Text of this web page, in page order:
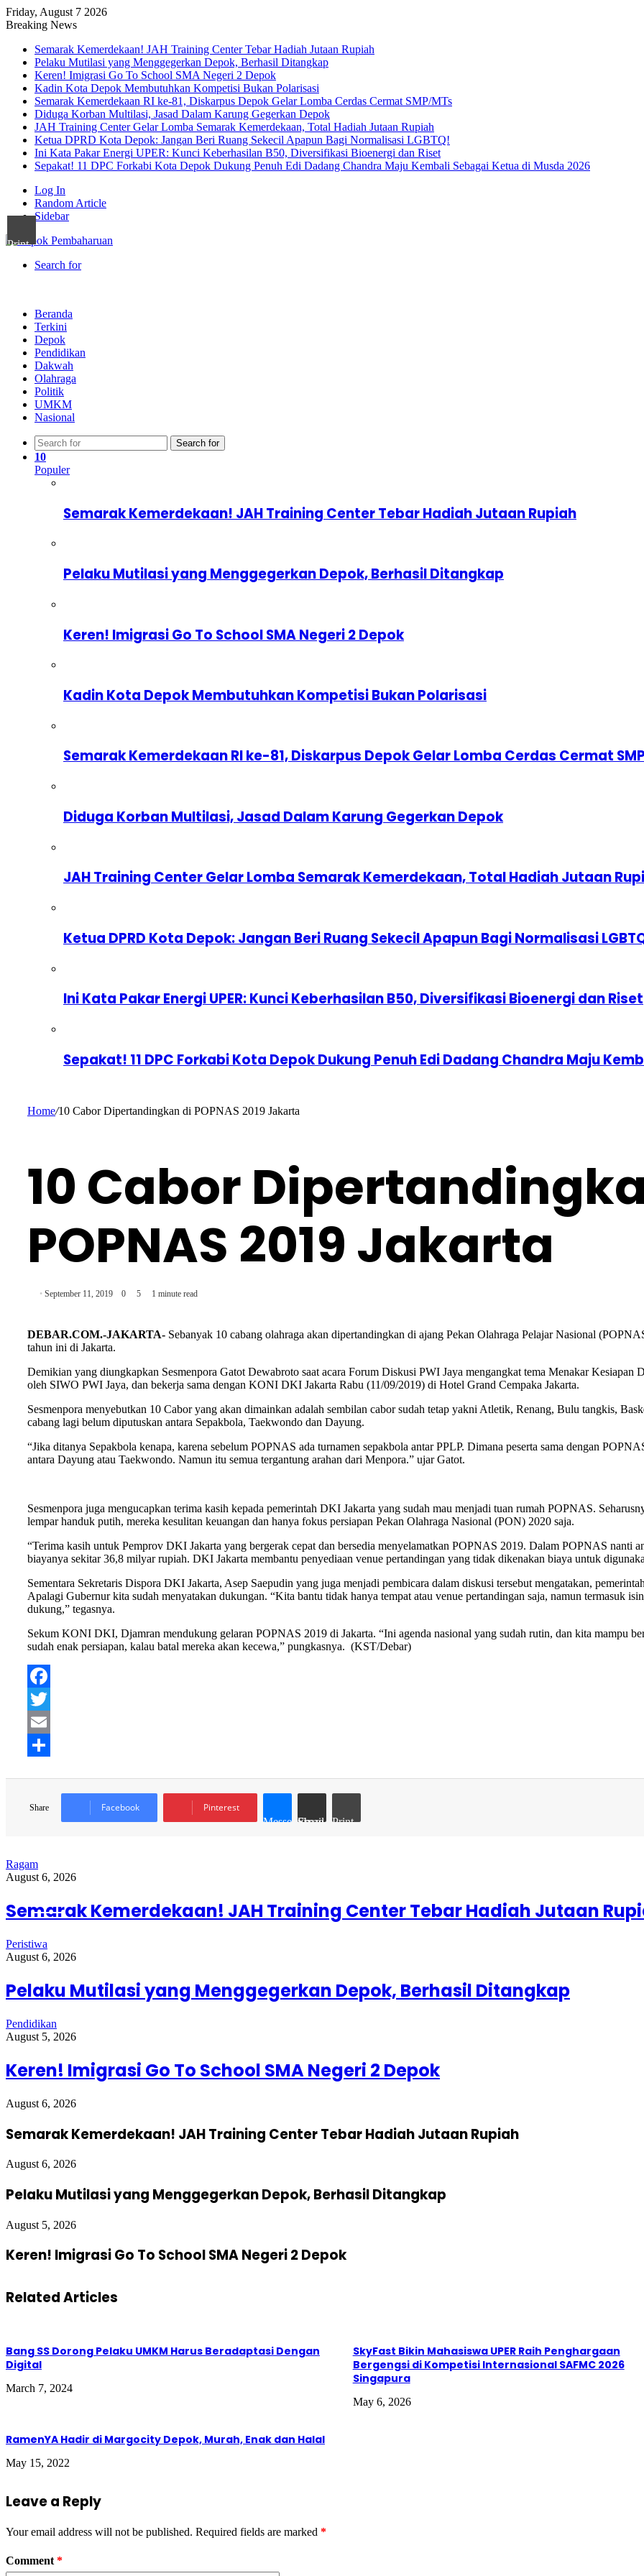
Friday, August 7 2026
Breaking News
Semarak Kemerdekaan! JAH Training Center Tebar Hadiah Jutaan Rupiah
Pelaku Mutilasi yang Menggegerkan Depok, Berhasil Ditangkap
Keren! Imigrasi Go To School SMA Negeri 2 Depok
Kadin Kota Depok Membutuhkan Kompetisi Bukan Polarisasi
Semarak Kemerdekaan RI ke-81, Diskarpus Depok Gelar Lomba Cerdas Cermat SMP/MTs
Diduga Korban Multilasi, Jasad Dalam Karung Gegerkan Depok
JAH Training Center Gelar Lomba Semarak Kemerdekaan, Total Hadiah Jutaan Rupiah
Ketua DPRD Kota Depok: Jangan Beri Ruang Sekecil Apapun Bagi Normalisasi LGBTQ!
Ini Kata Pakar Energi UPER: Kunci Keberhasilan B50, Diversifikasi Bioenergi dan Riset
Sepakat! 11 DPC Forkabi Kota Depok Dukung Penuh Edi Dadang Chandra Maju Kembali Sebagai Ketua di Musda 2026
Log In
Random Article
Sidebar
Search for
Beranda
Terkini
Depok
Pendidikan
Dakwah
Olahraga
Politik
UMKM
Nasional
Search for
10
Populer
Semarak Kemerdekaan! JAH Training Center Tebar Hadiah Jutaan Rupiah
Pelaku Mutilasi yang Menggegerkan Depok, Berhasil Ditangkap
Keren! Imigrasi Go To School SMA Negeri 2 Depok
Kadin Kota Depok Membutuhkan Kompetisi Bukan Polarisasi
Semarak Kemerdekaan RI ke-81, Diskarpus Depok Gelar Lomba Cerdas Cermat
Diduga Korban Multilasi, Jasad Dalam Karung Gegerkan Depok
JAH Training Center Gelar Lomba Semarak Kemerdekaan, Total Hadiah Jutaan
Ketua DPRD Kota Depok: Jangan Beri Ruang Sekecil Apapun Bagi Normalisasi
Ini Kata Pakar Energi UPER: Kunci Keberhasilan B50, Diversifikasi Bioenergi dan Riset
Sepakat! 11 DPC Forkabi Kota Depok Dukung Penuh Edi Dadang Chandra Maju
Home/10 Cabor Dipertandingkan di POPNAS 2019 Jakarta
10 Cabor
POPNAS 2019 Jakarta
September 11, 2019 0 5 1 minute read
DEBAR.COM.-JAKARTA- Sebanyak 10 cabang olahraga akan dipertandingkan di ajang Pekan Olahraga Pelajar Nasional
tahun ini di Jakarta.
Demikian yang diungkapkan Sesmenpora Gatot Dewabroto saat acara Forum Diskusi PWI Jaya mengangkat tema Menakar
oleh SIWO PWI Jaya, dan bekerja sama dengan KONI DKI Jakarta Rabu (11/09/2019) di Hotel Grand Cempaka Jakarta.
Sesmenpora menyebutkan 10 Cabor yang akan dimainkan adalah sembilan cabor sudah tetap yakni Atletik, Renang, Bulu tangkis,
cabang lagi belum diputuskan antara Sepakbola, Taekwondo dan Dayung.
“Jika ditanya Sepakbola kenapa, karena sebelum POPNAS ada turnamen sepakbola antar PPLP. Dimana peserta sama dengan
antara Dayung atau Taekwondo. Namun itu semua tergantung arahan dari Menpora.” ujar Gatot.
Sesmenpora juga mengucapkan terima kasih kepada pemerintah DKI Jakarta yang sudah mau menjadi tuan rumah POPNAS.
lempar handuk putih, mereka kesulitan keuangan dan hanya fokus persiapan Pekan Olahraga Nasional (PON) 2020 saja.
“Terima kasih untuk Pemprov DKI Jakarta yang bergerak cepat dan bersedia menyelamatkan POPNAS 2019. Dalam POPNAS nanti
biayanya sekitar 36,8 milyar rupiah. DKI Jakarta membantu penyediaan venue pertandingan yang tidak dikenakan biaya untuk
Sementara Sekretaris Dispora DKI Jakarta, Asep Saepudin yang juga menjadi pembicara dalam diskusi tersebut mengatakan,
Apalagi Gubernur kita sudah menyatakan dukungan. “Kita bantu tidak hanya tempat atau venue pertandingan saja, namun termasuk
dukung,” tegasnya.
Sekum KONI DKI, Djamran mendukung gelaran POPNAS 2019 di Jakarta. “Ini agenda nasional yang sudah rutin, dan kita mampu
sudah enak persiapan, kalau batal mereka akan kecewa,” pungkasnya. (KST/Debar)
Facebook
Twitter
Email
Share Facebook
Pinterest
MessengerShare via Email Print
Read Next
Ragam
August 6, 2026
Semarak Kemerdekaan! JAH Training Center Tebar Hadiah Jutaan
Peristiwa
August 6, 2026
Pelaku Mutilasi yang Menggegerkan Depok, Berhasil Ditangkap
Pendidikan
August 5, 2026
Keren! Imigrasi Go To School SMA Negeri 2 Depok
August 6, 2026
Semarak Kemerdekaan! JAH Training Center Tebar Hadiah Jutaan Rupiah
August 6, 2026
Pelaku Mutilasi yang Menggegerkan Depok, Berhasil Ditangkap
August 5, 2026
Keren! Imigrasi Go To School SMA Negeri 2 Depok
Related Articles
Bang SS Dorong Pelaku UMKM Harus Beradaptasi Dengan
Digital
March 7, 2024
SkyFast Bikin Mahasiswa UPER Raih Penghargaan
Bergengsi di Kompetisi Internasional SAFMC 2026
Singapura
May 6, 2026
RamenYA Hadir di Margocity Depok, Murah, Enak dan Halal
May 15, 2022
Leave a Reply
Your email address will not be published. Required fields are marked *
Comment *
Print